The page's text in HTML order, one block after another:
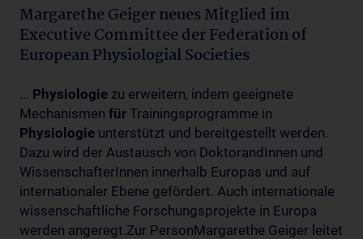
Margarethe Geiger neues Mitglied im
Executive Committee der Federation of
European Physiologial Societies
... Physiologie zu erweitern, indem geeignete
Mechanismen für Trainingsprogramme in
Physiologie unterstützt und bereitgestellt werden.
Dazu wird der Austausch von DoktorandInnen und
WissenschafterInnen innerhalb Europas und auf
internationaler Ebene gefördert. Auch internationale
wissenschaftliche Forschungsprojekte in Europa
werden angeregt.Zur PersonMargarethe Geiger leitet